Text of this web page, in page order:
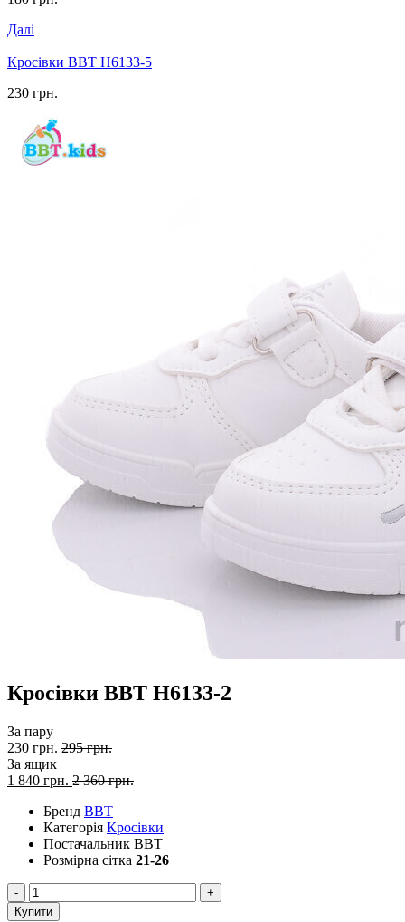
Далі
Кросівки BBT H6133-5
230 грн.
Кросівки BBT H6133-2
За пару
230 грн. 295 грн.
За ящик
1 840 грн. 2 360 грн.
Бренд BBT
Категорія Кросівки
Постачальник BBT
Розмірна сітка 21-26
-
+
Купити